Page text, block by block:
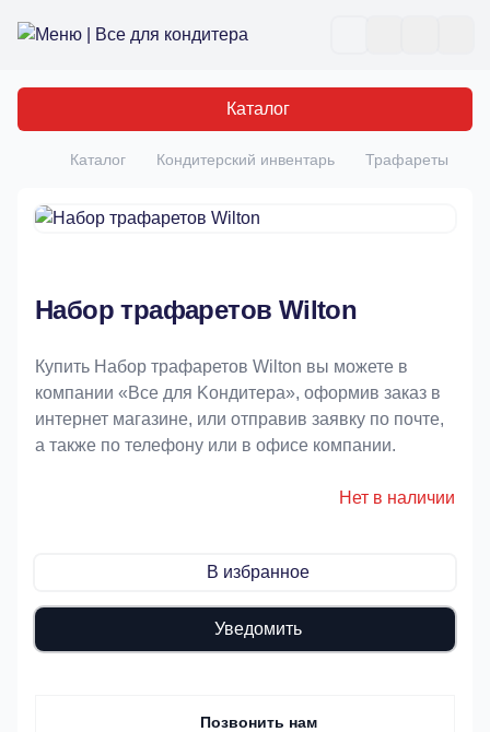
Все для кондитера
Каталог
Главная
Каталог Кондитерский инвентарь Трафареты
Набор трафаретов Wilton
Купить Набор трафаретов Wilton вы можете в
компании «Bce для Koндитeрa», оформив заказ в
интернет магазине, или отправив заявку по почте,
а также по телефону или в офисе компании.
Нет в наличии
В избранное
Уведомить
Позвонить нам